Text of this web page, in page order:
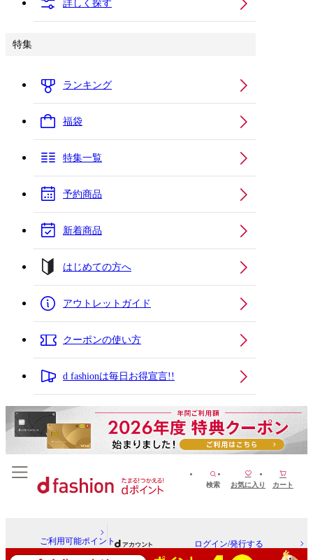
詳しく探す
特集
ランキング
福袋
特集一覧
予約商品
新着商品
はじめての方へ
アウトレットガイド
クーポンの使い方
d fashionは毎日お得宣言!!
検索 お気に入り カート
ご利用可能ポイント ログイン/発行する